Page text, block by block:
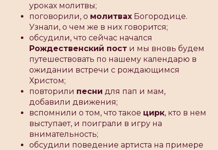
уроках молитвы;
поговорили, о молитвах Богородице.
Узнали, о чем же в них говорится;
обсудили, что сейчас начался
Рождественский пост и мы вновь будем
путешествовать по нашему календарю в
ожидании встречи с рождающимся
Христом;
повторили песни для пап и мам,
добавили движения;
вспомнили о том, что такое цирк, кто в нем
выступает, и поиграли в игру на
внимательность;
обсудили поведение артиста на примере